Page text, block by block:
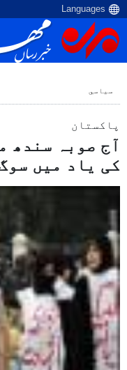
سياسي
پاکستان
آج صوبہ سندھ
کی یاد میں